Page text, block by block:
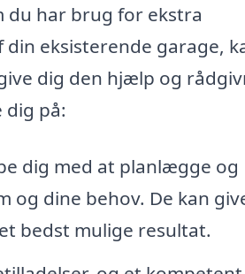
du har brug for ekstra
eksisterende garage,
dig den hjælp og
dig på:
dig med at planlægge og
og dine behov. De kan
bedst mulige resultat.